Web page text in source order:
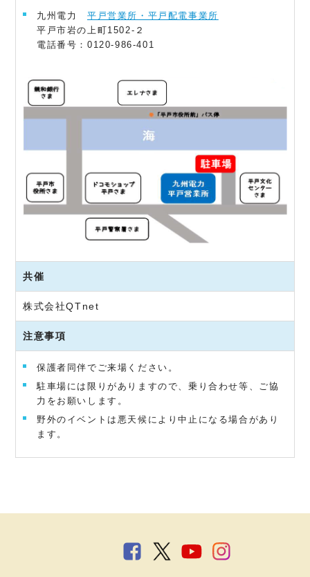
九州電力 平戸営業所・平戸配電事業所
平戸市岩の上町1502-２
電話番号：0120-986-401
共催
株式会社QTnet
注意事項
保護者同伴でご来場ください。
駐車場には限りがありますので、乗り合わせ等、ご協
力をお願いします。
野外のイベントは悪天候により中止になる場合があり
ます。